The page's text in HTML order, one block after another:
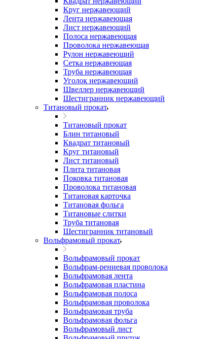
Круг нержавеющий
Лента нержавеющая
Лист нержавеющий
Полоса нержавеющая
Проволока нержавеющая
Рулон нержавеющий
Сетка нержавеющая
Труба нержавеющая
Уголок нержавеющий
Швеллер нержавеющий
Шестигранник нержавеющий
Титановый прокат
Титановый прокат
Блин титановый
Квадрат титановый
Круг титановый
Лист титановый
Плита титановая
Поковка титановая
Проволока титановая
Титановая карточка
Титановая фольга
Титановые слитки
Труба титановая
Шестигранник титановый
Вольфрамовый прокат
Вольфрамовый прокат
Вольфрам-рениевая проволока
Вольфрамовая лента
Вольфрамовая пластина
Вольфрамовая полоса
Вольфрамовая проволока
Вольфрамовая труба
Вольфрамовая фольга
Вольфрамовый лист